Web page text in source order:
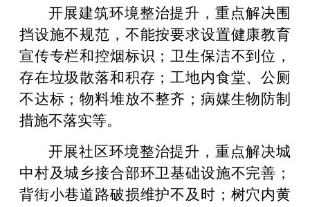
开展建筑环境整治提升，重点解决围
挡设施不规范，不能按要求设置健康教育
宣传专栏和控烟标识；卫生保洁不到位，
存在垃圾散落和积存；工地内食堂、公厕
不达标；物料堆放不整齐；病媒生物防制
措施不落实等。
开展社区环境整治提升，重点解决城
中村及城乡接合部环卫基础设施不完善；
背街小巷道路破损维护不及时；树穴内黄